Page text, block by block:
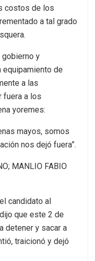
costos de los
a tal grado
gobierno y
equipamiento de
a las
fuera a los
yoremes:
mayos, somos
nos dejó fuera”.
MANLIO FABIO
candidato al
que este 2 de
detener y sacar a
traicionó y dejó